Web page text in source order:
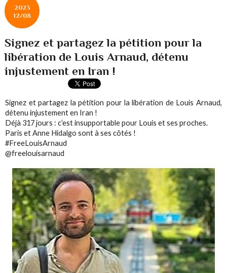
2023
12/08
Signez et partagez la pétition pour la
libération de Louis Arnaud, détenu
injustement en Iran !
Signez et partagez la pétition pour la libération de Louis Arnaud,
détenu injustement en Iran !
Déjà 317 jours : c’est insupportable pour Louis et ses proches.
Paris et Anne Hidalgo sont à ses côtés !
#FreeLouisArnaud
@freelouisarnaud